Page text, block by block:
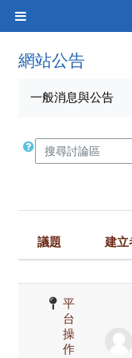
側板
網站公告
一般消息與公告
搜尋討論區
狀態
議題 建立
平
台
操
作